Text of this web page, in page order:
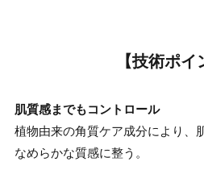
【技術ポイ
肌質感までもコントロール
植物由来の角質ケア成分により、
なめらかな質感に整う。